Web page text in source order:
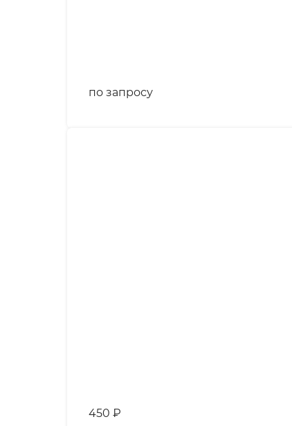
по запросу
450 ₽